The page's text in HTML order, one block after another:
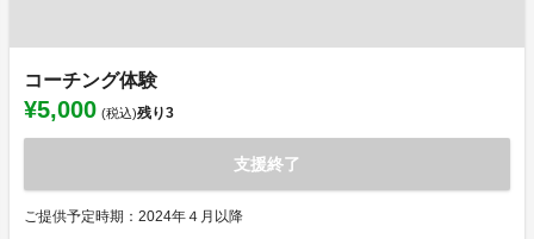
コーチング体験
¥5,000 (税込)残り3
支援終了
ご提供予定時期：2024年４月以降